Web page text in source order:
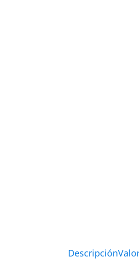
Descripción